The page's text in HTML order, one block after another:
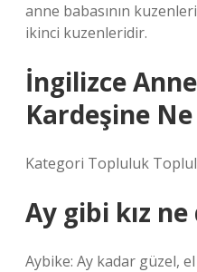
anne babasının
ikinci kuzenleridir.
İngilizce
Kardeşine
Kategori Topluluk
Ay gibi kız
Aybike: Ay kadar güzel,